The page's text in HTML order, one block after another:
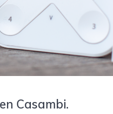
Casambi.